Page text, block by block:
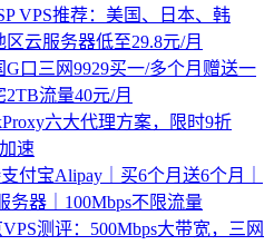
VPS推荐：美国、日本、韩
云服务器低至29.8元/月
口三网9929买一/多个月赠送一
流量40元/月
六大代理方案，限时9折
速
付宝Alipay｜买6个月送6个月｜
务器｜100Mbps不限流量
测评：500Mbps大带宽，三网